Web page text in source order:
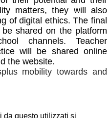
matters, they will also
of digital ethics. The final
shared on the platform
channels. Teacher
will be shared online
the website.
mobility towards and
da questo utilizzati si